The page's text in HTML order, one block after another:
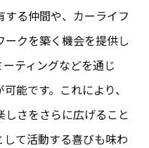
る仲間や、カーライフ
クを築く機会を提供し
ティングなどを通じ
能です。これにより、
さをさらに広げること
て活動する喜びも味わ